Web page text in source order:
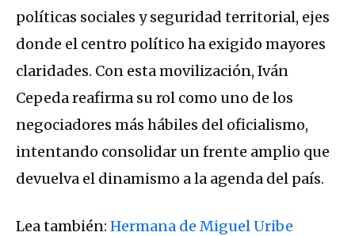
políticas sociales y seguridad territorial, ejes
donde el centro político ha exigido mayores
claridades. Con esta movilización, Iván
Cepeda reafirma su rol como uno de los
negociadores más hábiles del oficialismo,
intentando consolidar un frente amplio que
devuelva el dinamismo a la agenda del país.
Lea también: Hermana de Miguel Uribe